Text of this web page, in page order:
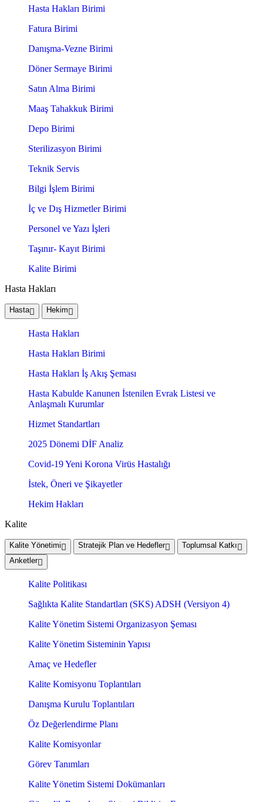
Hasta Hakları Birimi
Fatura Birimi
Danışma-Vezne Birimi
Döner Sermaye Birimi
Satın Alma Birimi
Maaş Tahakkuk Birimi
Depo Birimi
Sterilizasyon Birimi
Teknik Servis
Bilgi İşlem Birimi
İç ve Dış Hizmetler Birimi
Personel ve Yazı İşleri
Taşınır- Kayıt Birimi
Kalite Birimi
Hasta Hakları
Hasta Hekim
Hasta Hakları
Hasta Hakları Birimi
Hasta Hakları İş Akış Şeması
Hasta Kabulde Kanunen İstenilen Evrak Listesi ve
Anlaşmalı Kurumlar
Hizmet Standartları
2025 Dönemi DİF Analiz
Covid-19 Yeni Korona Virüs Hastalığı
İstek, Öneri ve Şikayetler
Hekim Hakları
Kalite
Kalite Yönetimi Stratejik Plan ve Hedefler
Toplumsal Katkı
Anketler
Kalite Politikası
Sağlıkta Kalite Standartları (SKS) ADSH (Versiyon 4)
Kalite Yönetim Sistemi Organizasyon Şeması
Kalite Yönetim Sisteminin Yapısı
Amaç ve Hedefler
Kalite Komisyonu Toplantıları
Danışma Kurulu Toplantıları
Öz Değerlendirme Planı
Kalite Komisyonlar
Görev Tanımları
Kalite Yönetim Sistemi Dokümanları